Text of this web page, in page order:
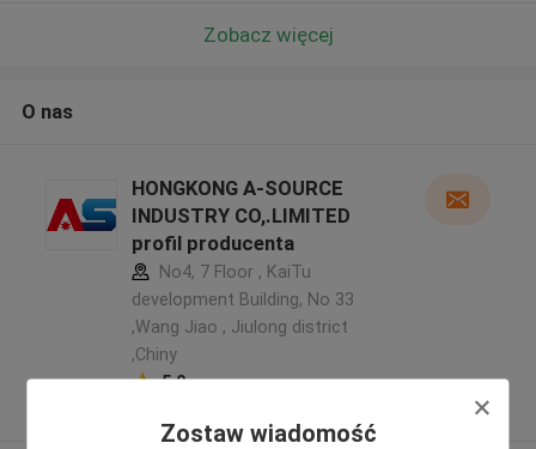
Zostaw wiadomość
Zobacz więcej
O nas
HONGKONG A-SOURCE
INDUSTRY CO,.LIMITED
profil producenta
No4, 7 Floor , KaiTu
development Building, No 33
,Wang Jiao , Jiulong district
,Chiny
5.0